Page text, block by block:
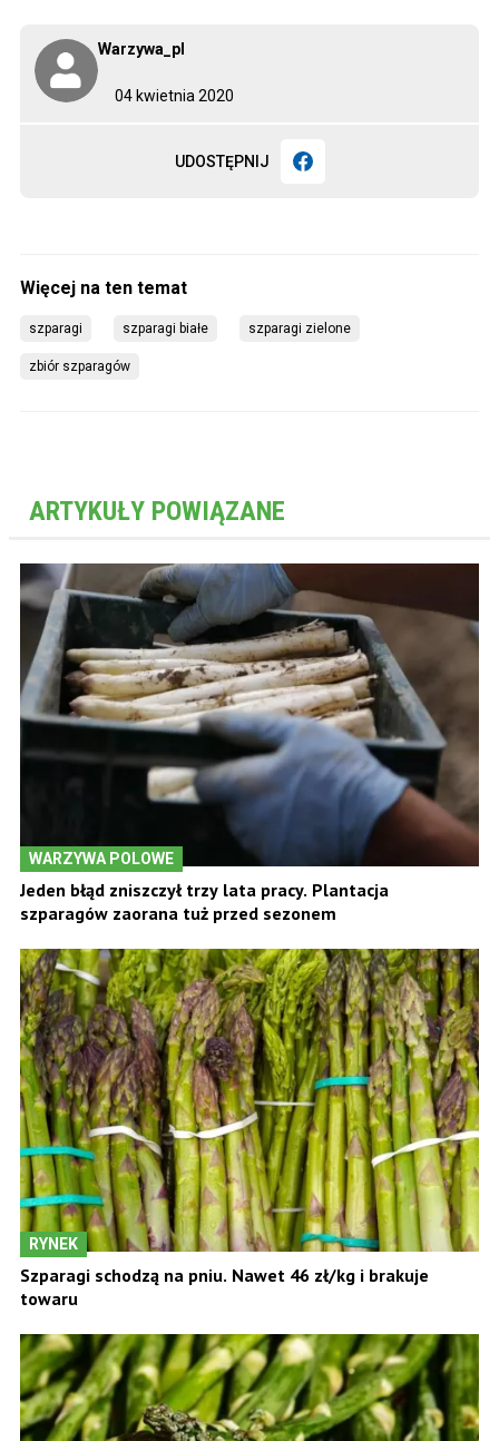
04 kwietnia 2020
Warzywa_pl
UDOSTĘPNIJ
szparagi szparagi białe szparagi zielone
zbiór szparagów
ARTYKUŁY POWIĄZANE
WARZYWA POLOWE
Jeden błąd zniszczył trzy lata pracy. Plantacja
szparagów zaorana tuż przed sezonem
RYNEK
Szparagi schodzą na pniu. Nawet 46 zł/kg i brakuje
towaru